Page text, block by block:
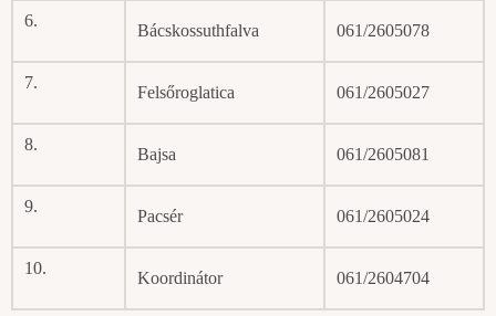
6.
Bácskossuthfalva 061/2605078
7.
Felsőroglatica 061/2605027
8.
Bajsa 061/2605081
9.
Pacsér 061/2605024
10.
Koordinátor 061/2604704